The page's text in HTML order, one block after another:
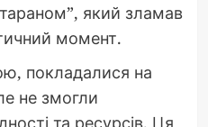
який зламав
момент.
покладалися на
не змогли
та ресурсів. Ця